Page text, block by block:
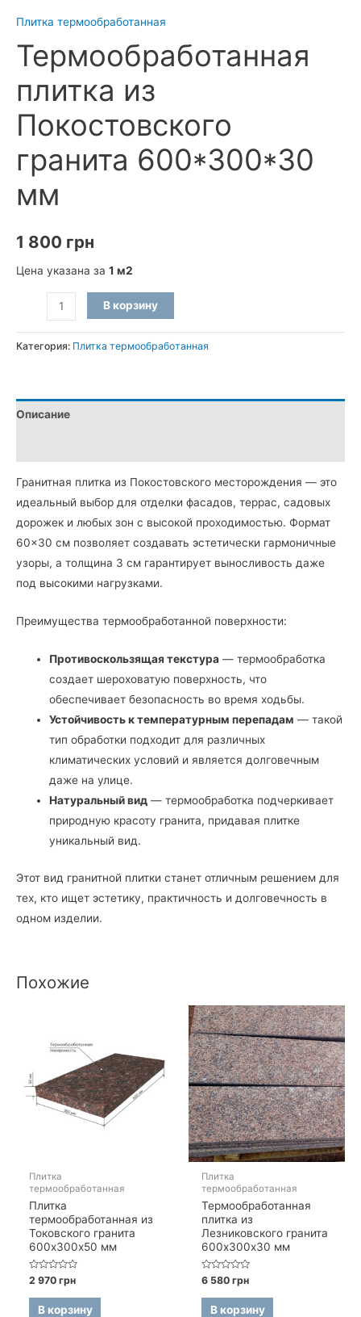
Плитка термообработанная
Термообработанная
плитка из
Покостовского
гранита 600*300*30
мм
1 800 грн
Цена указана за 1 м2
Количество
товара
Термообработанная
Покостовского
гранита
мм
В корзину
Категория: Плитка термообработанная
Описание
Гранитная плитка из Покостовского месторождения — это
идеальный выбор для отделки фасадов, террас, садовых
дорожек и любых зон с высокой проходимостью. Формат
60×30 см позволяет создавать эстетически гармоничные
узоры, а толщина 3 см гарантирует выносливость даже
под высокими нагрузками.
Преимущества термообработанной поверхности:
Противоскользящая текстура — термообработка
создает шероховатую поверхность, что
обеспечивает безопасность во время ходьбы.
Устойчивость к температурным перепадам — такой
тип обработки подходит для различных
климатических условий и является долговечным
даже на улице.
Натуральный вид — термообработка подчеркивает
природную красоту гранита, придавая плитке
уникальный вид.
Этот вид гранитной плитки станет отличным решением для
тех, кто ищет эстетику, практичность и долговечность в
одном изделии.
Похожие
Плитка
термообработанная
Плитка
термообработанная из
Токовского гранита
600х300х50 мм
Оценка
0
из
2 970грн
В корзину
Плитка
термообработанная
Термообработанная
плитка из
Лезниковского гранита
600х300х30 мм
Оценка
0
из
6 580грн
В корзину